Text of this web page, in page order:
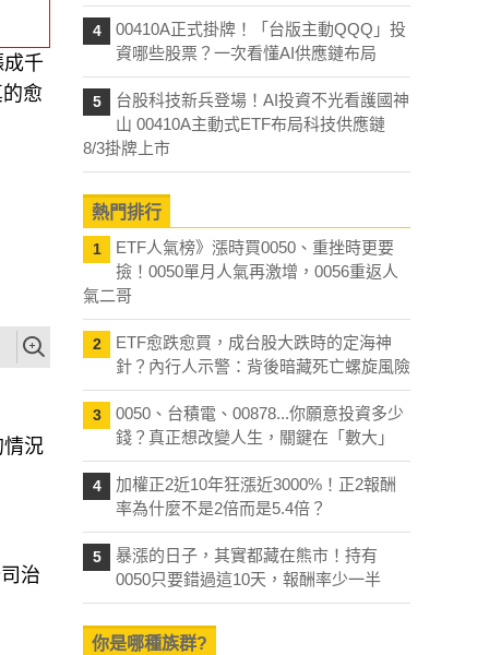
千
愈
情況
治
4
00410A正式掛牌！「台版主動QQQ」投
資哪些股票？一次看懂AI供應鏈布局
5
台股科技新兵登場！AI投資不光看護國神
山 00410A主動式ETF布局科技供應鏈
8/3掛牌上市
熱門排行
1
ETF人氣榜》漲時買0050、重挫時更要
撿！0050單月人氣再激增，0056重返人
氣二哥
2
ETF愈跌愈買，成台股大跌時的定海神
針？內行人示警：背後暗藏死亡螺旋風險
3
0050、台積電、00878...你願意投資多少
錢？真正想改變人生，關鍵在「數大」
4
加權正2近10年狂漲近3000%！正2報酬
率為什麼不是2倍而是5.4倍？
5
暴漲的日子，其實都藏在熊市！持有
0050只要錯過這10天，報酬率少一半
你是哪種族群?